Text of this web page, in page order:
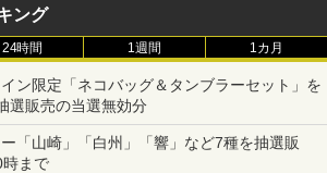
ング
24時間 1週間 1カ月
ン限定「ネコバッグ＆タンブラーセット」を
選販売の当選無効分
「山崎」「白州」「響」など7種を抽選販
まで